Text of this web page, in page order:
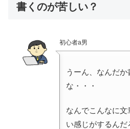
書くのが苦しい？
初心者a男
うーん、なんだ
な・・・
なんでこんなに
い感じがするんだ